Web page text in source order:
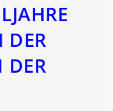
DER
DER